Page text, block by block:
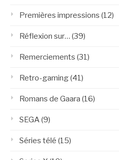
Premières impressions (12)
Réflexion sur… (39)
Remerciements (31)
Retro-gaming(41)
Romans de Gaara (16)
SEGA(9)
Séries télé (15)